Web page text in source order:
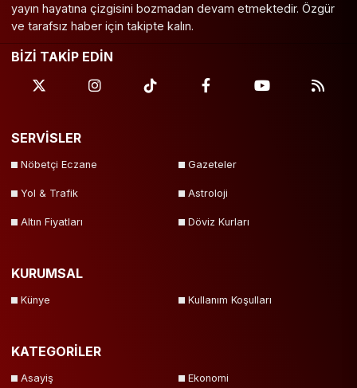
yayın hayatına çizgisini bozmadan devam etmektedir. Özgür
ve tarafsız haber için takipte kalın.
BİZİ TAKİP EDİN
SERVİSLER
Nöbetçi Eczane Gazeteler
Yol & Trafik Astroloji
Altın Fiyatları Döviz Kurları
KURUMSAL
Künye Kullanım Koşulları
KATEGORİLER
Asayiş Ekonomi